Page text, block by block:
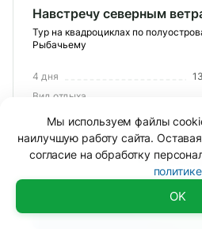
Навстречу северным
Тур на квадроциклах по
Рыбачьему
4 дня
Вид отдыха
Сложность
От 150
Смотреть
Мы используем файлы
наилучшую работу сайта.
согласие на обработку
политике
OK